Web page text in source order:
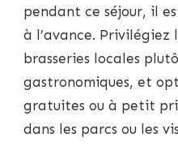
pendant ce séjour, il
à l’avance. Privilégiez
brasseries locales
gastronomiques, et
gratuites ou à petit
dans les parcs ou les